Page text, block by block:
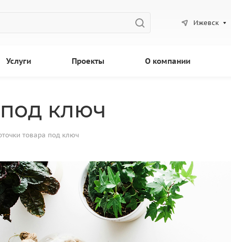
Ижевск
Услуги Проекты О компании
ключ
товара под ключ